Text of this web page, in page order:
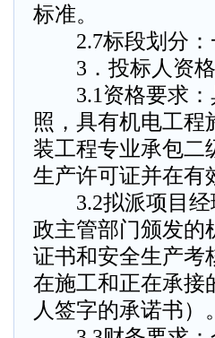
标准。
2.7标段划分：
3．投标人资格
3.1资格要求：
照，具有机电工程
装工程专业承包二
生产许可证并在有
3.2拟派项目经
政主管部门颁发的
证书和安全生产考
在施工和正在承接
人签字的承诺书）。